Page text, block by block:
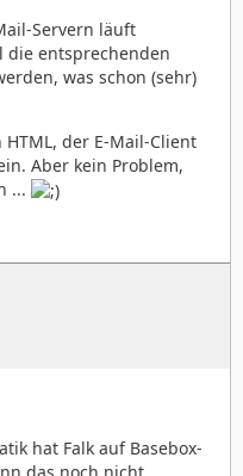
Servern läuft
die entsprechenden
was schon (sehr)
der E-Mail-Client
Aber kein Problem,
...
hat Falk auf Basebox-
das noch nicht